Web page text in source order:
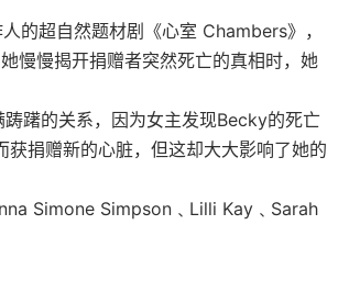
的超自然题材剧《心室 Chambers》，
慢慢揭开捐赠者突然死亡的真相时，她
躇的关系，因为女主发现Becky的死亡
捐赠新的心脏，但这却大大影响了她的
Simone Simpson﹑Lilli Kay﹑Sarah